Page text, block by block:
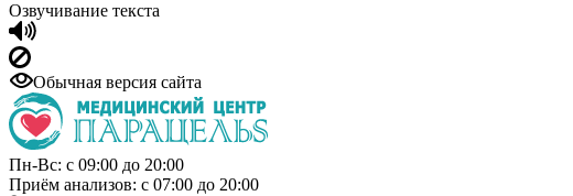
Озвучивание текста
Обычная версия сайта
Пн-Вс: с 09:00 до 20:00
Приём анализов: с 07:00 до 20:00